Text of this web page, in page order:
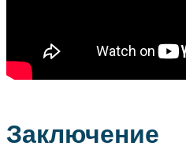
Заключение